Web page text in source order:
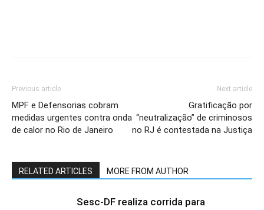
Previous article
MPF e Defensorias cobram
medidas urgentes contra onda
de calor no Rio de Janeiro
Next article
Gratificação por
“neutralização” de criminosos
no RJ é contestada na Justiça
RELATED ARTICLES MORE FROM AUTHOR
Sesc-DF realiza corrida para